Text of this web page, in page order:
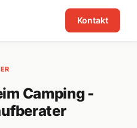
Kontakt
Camping -